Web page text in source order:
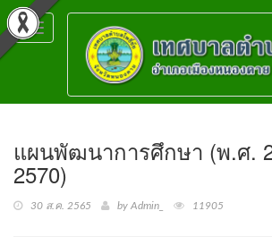
Toggle
navigation
แผนพัฒนาการศึกษา (พ.ศ.
2570)
30 ส.ค. 2565 by Admin_ 11905